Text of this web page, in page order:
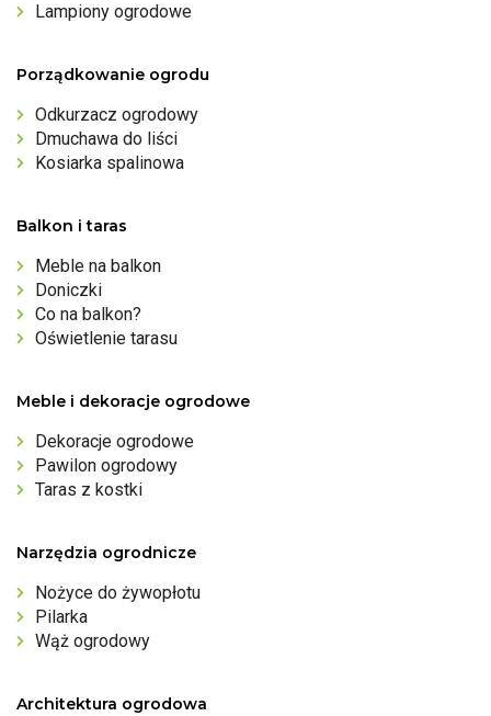
Lampiony ogrodowe
Porządkowanie ogrodu
Odkurzacz ogrodowy
Dmuchawa do liści
Kosiarka spalinowa
Balkon i taras
Meble na balkon
Doniczki
Co na balkon?
Oświetlenie tarasu
Meble i dekoracje ogrodowe
Dekoracje ogrodowe
Pawilon ogrodowy
Taras z kostki
Narzędzia ogrodnicze
Nożyce do żywopłotu
Pilarka
Wąż ogrodowy
Architektura ogrodowa